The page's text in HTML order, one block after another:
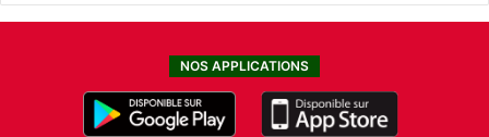
NOS APPLICATIONS